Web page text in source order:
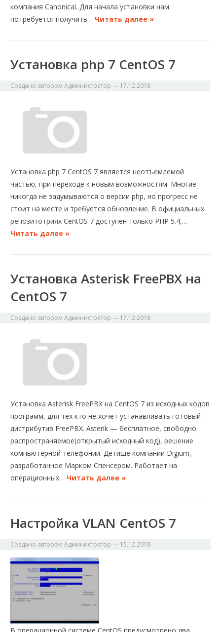
компания Canonical. Для начала установки нам
потребуется получить… Читать далее »
Установка php 7 CentOS 7
Создано авторомАдминистратор — 17.12.2018
Установка php 7 CentOS 7 является неотъемлемой
частью, при переходе к новым возможностям. Многие
никогда не задумываются о версии php, но прогресс не
стоит на месте и требуется обновление. В официальных
репозитотриях CentOS 7 доступен только PHP 5.4,…
Читать далее »
Установка Asterisk FreePBX на
CentOS 7
Создано авторомАдминистратор — 17.12.2018
Установка Asterisk FreePBX на CentOS 7 из исходных кодов
программ, для тех кто не хочет устанавливать готовый
дистрибутив FreePBX. Asterik — бесплатное, свободно
распространяемое(открытый исходный код), решение
компьютерной телефонии. Детище компании Digium,
разработанное Марком Спенсером. Работает на
операционных… Читать далее »
Настройка VLAN CentOS 7
Создано авторомАдминистратор — 15.12.2018